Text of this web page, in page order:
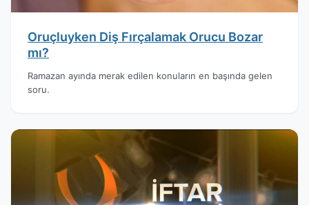
Oruçluyken Diş Fırçalamak Orucu Bozar
mı?
Ramazan ayında merak edilen konuların en başında gelen
soru.